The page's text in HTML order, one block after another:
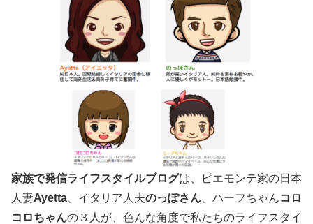
家族で発信ライフスタイルブログは、ピエモンテ家の日本
人妻Ayetta 、イタリア人夫のっぽさん 、ハーフちゃんコロ
コロちゃんの３人が、色んな角度で私たちのライフスタイ